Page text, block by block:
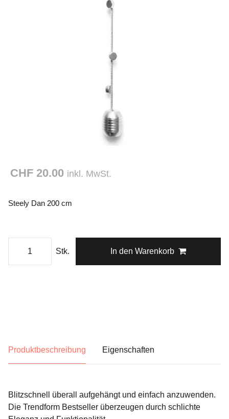
CHF 20.00 inkl. MwSt.
Steely Dan 200 cm
Stk. In den Warenkorb
Produktbeschreibung Eigenschaften
Blitzschnell überall aufgehängt und einfach anzuwenden.
Die Trendform Bestseller überzeugen durch schlichte